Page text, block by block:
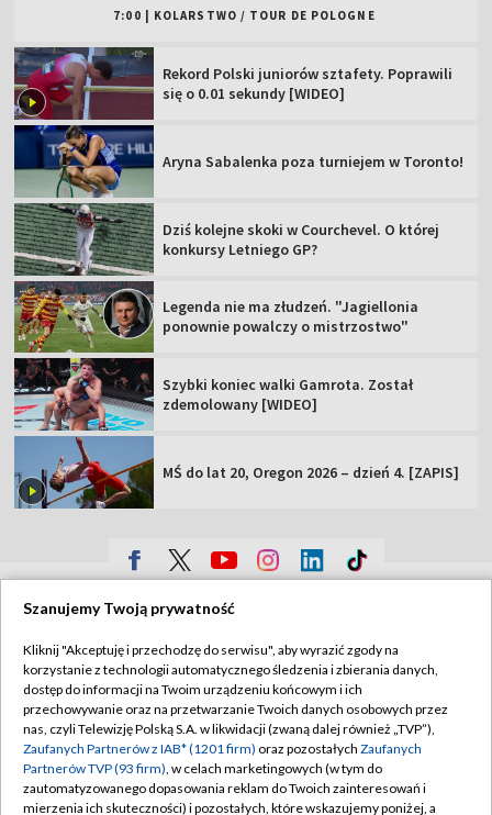
7:00 KOLARSTWO / TOUR DE POLOGNE
Rekord Polski juniorów sztafety. Poprawili
się o 0.01 sekundy [WIDEO]
Aryna Sabalenka poza turniejem w Toronto!
Dziś kolejne skoki w Courchevel. O której
konkursy Letniego GP?
Legenda nie ma złudzeń. "Jagiellonia
ponownie powalczy o mistrzostwo"
Szybki koniec walki Gamrota. Został
zdemolowany [WIDEO]
MŚ do lat 20, Oregon 2026 – dzień 4. [ZAPIS]
Sklep TVP
Biuro Reklamy
Oferta Handlowa
Telegazeta ogłoszenia
Emisja w TVP
Polityka prywatności
Moje zgody
Biuro reklamy
Kontakt
Szanujemy Twoją prywatność
Kliknij "Akceptuję i przechodzę do serwisu", aby wyrazić zgody na
korzystanie z technologii automatycznego śledzenia i zbierania danych,
dostęp do informacji na Twoim urządzeniu końcowym i ich
przechowywanie oraz na przetwarzanie Twoich danych osobowych przez
nas, czyli Telewizję Polską S.A. w likwidacji (zwaną dalej również „TVP”),
Zaufanych Partnerów z IAB* (1201 firm) oraz pozostałych Zaufanych
Partnerów TVP (93 firm), w celach marketingowych (w tym do
zautomatyzowanego dopasowania reklam do Twoich zainteresowań i
mierzenia ich skuteczności) i pozostałych, które wskazujemy poniżej, a